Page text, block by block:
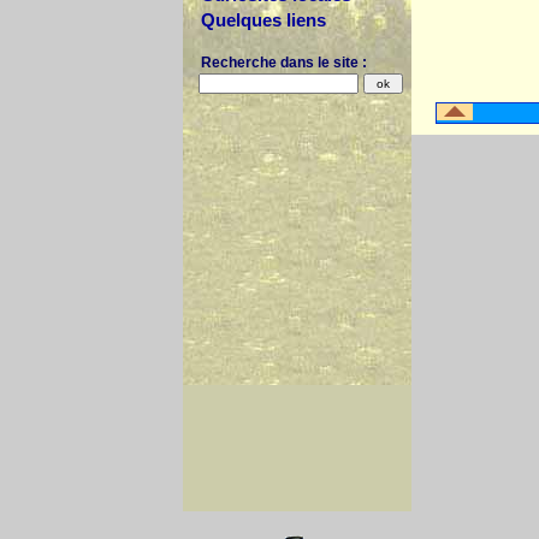
Quelques liens
Recherche dans le site :